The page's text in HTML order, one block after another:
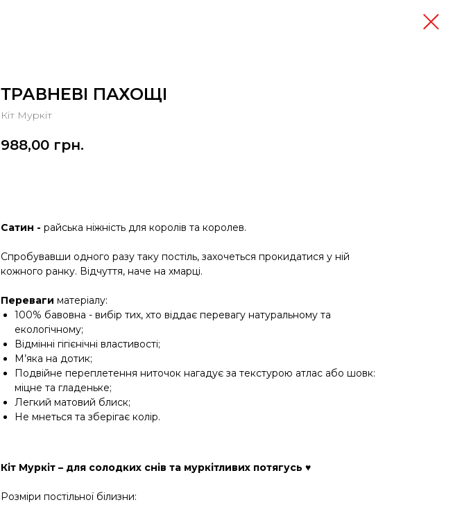
ТРАВНЕВІ ПАХОЩІ
Кіт Муркіт
988,00 грн.
Сатин - райська ніжність для королів та королев.
Спробувавши одного разу таку постіль, захочеться прокидатися у ній
кожного ранку. Відчуття, наче на хмарці.
Переваги матеріалу:
100% бавовна - вибір тих, хто віддає перевагу натуральному та
екологічному;
Відмінні гігієнічні властивості;
М’яка на дотик;
Подвійне переплетення ниточок нагадує за текстурою атлас або шовк:
міцне та гладеньке;
Легкий матовий блиск;
Не мнеться та зберігає колір.
Кіт Муркіт – для солодких снів та муркітливих потягусь ♥
Розміри постільної білизни: